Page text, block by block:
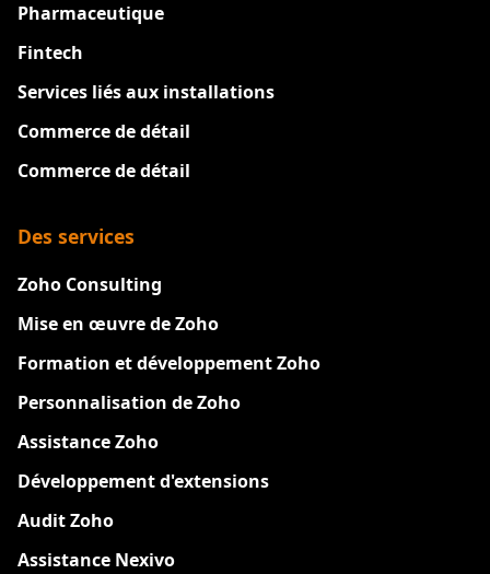
Pharmaceutique
Fintech
Services liés aux installations
Commerce de détail
Commerce de détail
Des services
Zoho Consulting
Mise en œuvre de Zoho
Formation et développement Zoho
Personnalisation de Zoho
Assistance Zoho
Développement d'extensions
Audit Zoho
Assistance Nexivo